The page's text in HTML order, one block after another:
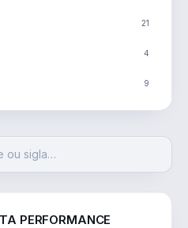
21
4
9
PERFORMANCE